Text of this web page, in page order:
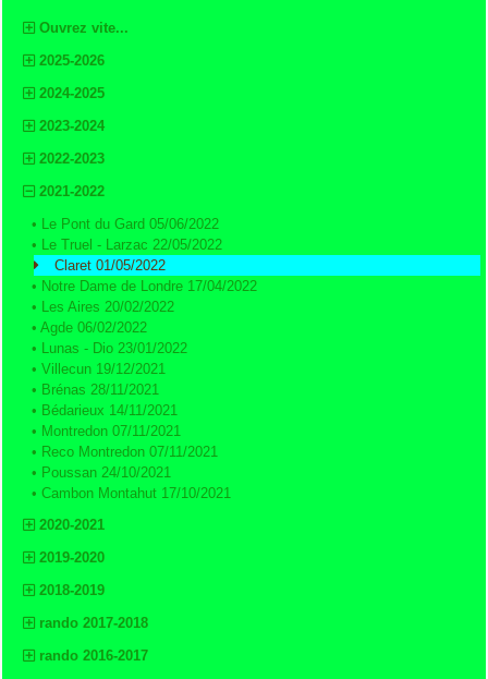
Ouvrez vite...
2025-2026
2024-2025
2023-2024
2022-2023
2021-2022
•
Le Pont du Gard 05/06/2022
•
Le Truel - Larzac 22/05/2022
Claret 01/05/2022
• Notre Dame de Londre 17/04/2022
•
Les Aires 20/02/2022
• Agde 06/02/2022
•
Lunas - Dio 23/01/2022
• Villecun 19/12/2021
• Brénas 28/11/2021
• Bédarieux 14/11/2021
• Montredon 07/11/2021
• Reco Montredon 07/11/2021
• Poussan 24/10/2021
• Cambon Montahut 17/10/2021
2020-2021
2019-2020
2018-2019
rando 2017-2018
rando 2016-2017